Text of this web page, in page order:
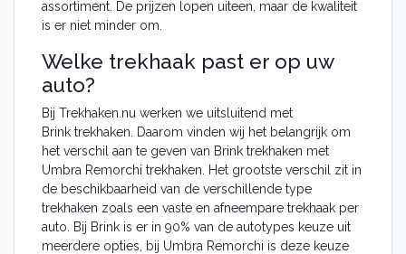
assortiment. De prijzen lopen uiteen, maar de kwaliteit
is er niet minder om.
Welke trekhaak past er op uw
auto?
Bij Trekhaken.nu werken we uitsluitend met
Brink trekhaken. Daarom vinden wij het belangrijk om
het verschil aan te geven van Brink trekhaken met
Umbra Remorchi trekhaken. Het grootste verschil zit in
de beschikbaarheid van de verschillende type
trekhaken zoals een vaste en afneempare trekhaak per
auto. Bij Brink is er in 90% van de autotypes keuze uit
meerdere opties, bij Umbra Remorchi is deze keuze